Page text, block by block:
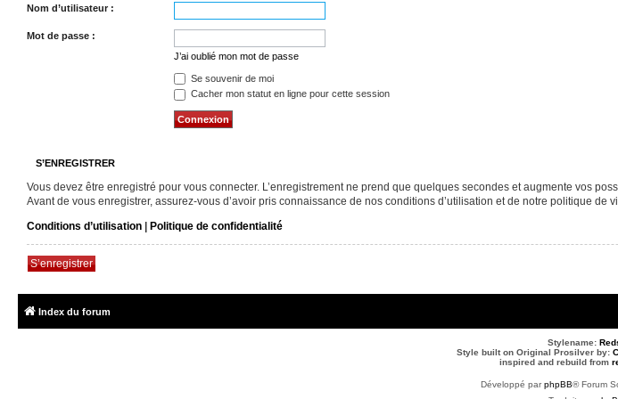
Nom d’utilisateur :
Mot de passe :
J’ai oublié mon mot de passe
Se souvenir de moi
Cacher mon statut en ligne pour cette session
S’ENREGISTRER
Vous devez être enregistré pour vous connecter. L’enregistrement ne prend que quelques secondes et augmente vos
Avant de vous enregistrer, assurez-vous d’avoir pris connaissance de nos conditions d’utilisation et de notre politique de
Conditions d’utilisation | Politique de confidentialité
S’enregistrer
Index du forum
Stylename:
Style built on Original Prosilver by:
inspired and rebuild from
Développé parphpBB® Forum